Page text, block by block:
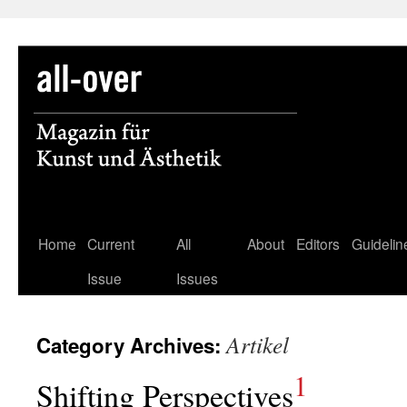
Skip
Home Current
Issue
All
Issues
About Editors
Category Archives:Artikel
Shifting Perspectives1